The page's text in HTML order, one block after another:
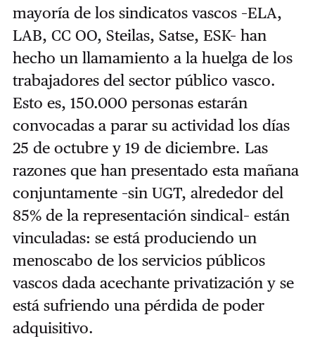
mayoría de los sindicatos vascos –ELA,
LAB, CC OO, Steilas, Satse, ESK– han
hecho un llamamiento a la huelga de los
trabajadores del sector público vasco.
Esto es, 150.000 personas estarán
convocadas a parar su actividad los días
25 de octubre y 19 de diciembre. Las
razones que han presentado esta mañana
conjuntamente –sin UGT, alrededor del
85% de la representación sindical– están
vinculadas: se está produciendo un
menoscabo de los servicios públicos
vascos dada acechante privatización y se
está sufriendo una pérdida de poder
adquisitivo.